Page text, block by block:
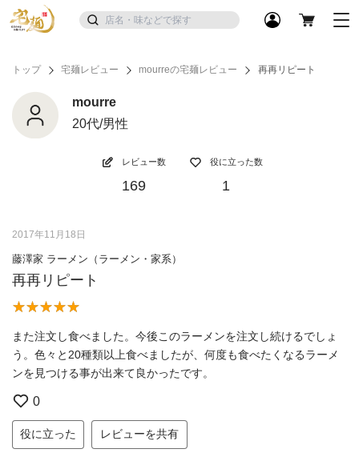
トップ 宅麺レビュー mourreの宅麺レビュー 再再リピート
mourre
20代/男性
レビュー数
169
役に立った数
1
2017年11月18日
藤澤家 ラーメン（ラーメン・家系）
再再リピート
また注文し食べました。今後このラーメンを注文し続けるでしょ
う。色々と20種類以上食べましたが、何度も食べたくなるラーメ
ンを見つける事が出来て良かったです。
0
役に立った レビューを共有